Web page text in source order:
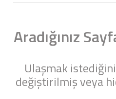
Aradığınız
Ulaşmak
değiştirilmiş veya